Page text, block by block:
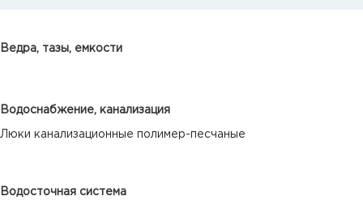
Ведра, тазы, емкости
Водоснабжение, канализация
Люки канализационные полимер-песчаные
Водосточная система